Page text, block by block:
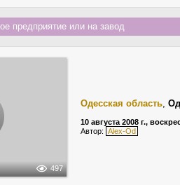
предприятие или на завод
497
Одесская область,
10 августа 2008 г.,
Автор: Alex-Od